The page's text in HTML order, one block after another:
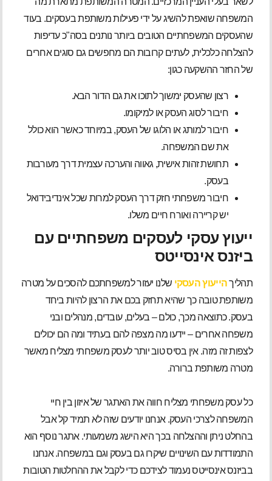
המשפחה שואפת להשיג על ידי פעילות משותפת בעסקים. בעוד
שהעסקים המשפחתיים הטובים ביותר נותנים בסה"כ עדיפות
להצלחה כלכלית, לעתים קרובות הם מחפשים גם סוגים אחרים
של החזר ההשקעה כגון:
רצון שהעסק ימשוך לתוכו את גם הדור הבא.
חיבור לסוג העסק או למיקומו.
חיבור למותג או הלוגו של העסק, במיוחד כאשר הוא כולל
את שם המשפחה.
תחושת זהות אישית, גאווה והערכה עצמית דרך מעורבות
בעסק.
חיבור משפחתי חזק דרך העסק למרות שכל אינדיבידואל
יש קריירה ואורח חיים משלו.
ייעוץ עסקי לעסקים משפחתיים עם
ביזנס אינסייטס
תהליךהייעוץ העסקי שלנו יעזור למשפחתכם להסכים על מטרה
משותפת טובה כך שהיא תחזק בכם את הרצון להיות ביחד
בעסק. כתוצאה מכך, כולם – בעלים, עובדים, מנהלים ובני
משפחה אחרים – יידעו מה מצפה להם בעתיד ומה הם יכולים
לצפות זה מזה. אין בסיס טוב יותר לעסק משפחתי מצליח מאשר
מטרה משותפת ברורה.
כל עסק משפחתי מצליח חווה את האתגר של איזון בין חיי
המשפחה לצרכי העסק. אנחנו יודעים שזה לא תמיד קל אבל
בהחלט ניתן וההצלחה בכך היא הישג משמעותי. אתגר נוסף הוא
התמודדות עם השינויים שיקרו גם בעסק וגם במשפחה. אנחנו
בביזנס אינסייטס נעמוד לצידכם כדי לקבל את ההחלטות הטובות